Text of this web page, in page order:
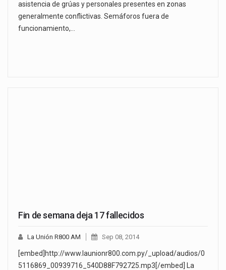
asistencia de grúas y personales presentes en zonas
generalmente conflictivas. Semáforos fuera de
funcionamiento,…
Fin de semana deja 17 fallecidos
La Unión R800 AM Sep 08, 2014
[embed]http://www.launionr800.com.py/_upload/audios/0
5116869_00939716_540D88F792725.mp3[/embed] La